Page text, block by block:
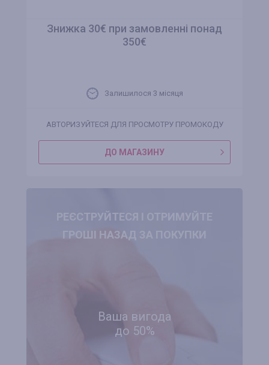
Знижка 30€ при замовленні понад
350€
Залишилося 3 місяця
АВТОРИЗУЙТЕСЯ ДЛЯ ПРОСМОТРУ ПРОМОКОДУ
ДО МАГАЗИНУ
РЕЄСТРУЙТЕСЯ І ОТРИМУЙТЕ
ГРОШІ НАЗАД ЗА ПОКУПКИ
Ваша вигода
до 50%